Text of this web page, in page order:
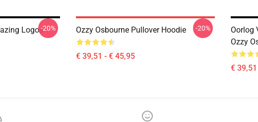
Logos-20% Ozzy Osbourne Pullover Hoodie
€ 39,51 - € 45,95
-20%
Oorlog
Ozzy
€